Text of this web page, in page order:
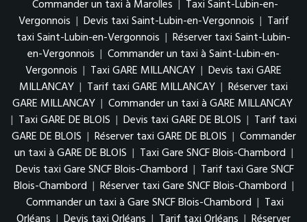
Commander un taxi à Marolles | Taxi Saint-Lubin-en-
Vergonnois | Devis taxi Saint-Lubin-en-Vergonnois | Tarif
taxi Saint-Lubin-en-Vergonnois | Réserver taxi Saint-Lubin-
en-Vergonnois | Commander un taxi à Saint-Lubin-en-
Vergonnois | Taxi GARE MILLANCAY | Devis taxi GARE
MILLANCAY | Tarif taxi GARE MILLANCAY | Réserver taxi
GARE MILLANCAY | Commander un taxi à GARE MILLANCAY
| Taxi GARE DE BLOIS | Devis taxi GARE DE BLOIS | Tarif taxi
GARE DE BLOIS | Réserver taxi GARE DE BLOIS | Commander
un taxi à GARE DE BLOIS | Taxi Gare SNCF Blois-Chambord |
Devis taxi Gare SNCF Blois-Chambord | Tarif taxi Gare SNCF
Blois-Chambord | Réserver taxi Gare SNCF Blois-Chambord |
Commander un taxi à Gare SNCF Blois-Chambord | Taxi